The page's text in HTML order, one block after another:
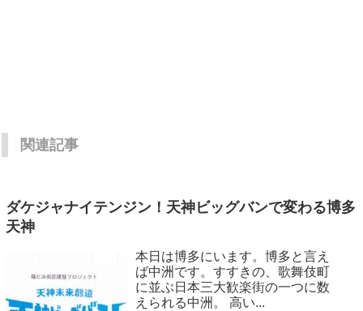
関連記事
ダケジャナイテンジン！天神ビッグバンで変わる博多
天神
本日は博多にいます。博多と言え
ば中洲です。すすきの、歌舞伎町
に並ぶ日本三大歓楽街の一つに数
えられる中洲。 高い...